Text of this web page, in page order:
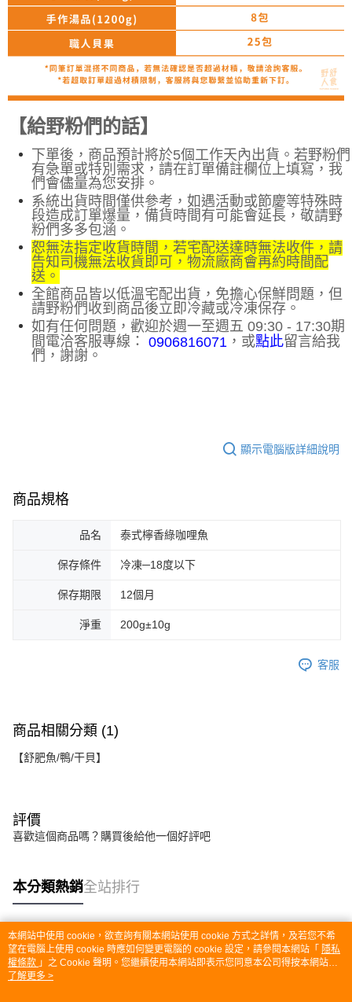
【給野粉們的話】
下單後，商品預計將於5個工作天內出貨。若野粉們
有急單或特別需求，請在訂單備註欄位上填寫，我
們會儘量為您安排 。
系統出貨時間僅供參考，如遇活動或節慶等特殊時
段造成訂單爆量，備貨時間有可能會延長，敬請野
粉們多多包涵。
恕無法指定收貨時間，若宅配送達時無法收件，請
告知司機無法收貨即可，物流廠商會再約時間配
送。
全館商品皆以低溫宅配出貨，免擔心保鮮問題，但
請野粉們收到商品後立即冷藏或冷凍保存。
如有任何問題，歡迎於週一至週五 09:30 - 17:30期
間電洽客服專線： 0906816071 ，或點此留言給我
們，謝謝。
顯示電腦版詳細說明
商品規格
品名 泰式檸香綠咖哩魚
保存條件 冷凍─18度以下
保存期限 12個月
淨重 200g±10g
客服
商品相關分類 (1)
【舒肥魚/鴨/干貝】
評價
喜歡這個商品嗎？購買後給他一個好評吧
本分類熱銷全站排行
熱門標籤
本網站中使用 cookie，欲查詢有關本網站使用 cookie 方式之詳情，及若您不希
望在電腦上使用 cookie 時應如何變更電腦的 cookie 設定，請參閱本網站「 隱私
權條款 」之 Cookie 聲明。您繼續使用本網站即表示您同意本公司得按本網站使
用條款之 Cookie 聲明使用 cookie。
了解更多 >